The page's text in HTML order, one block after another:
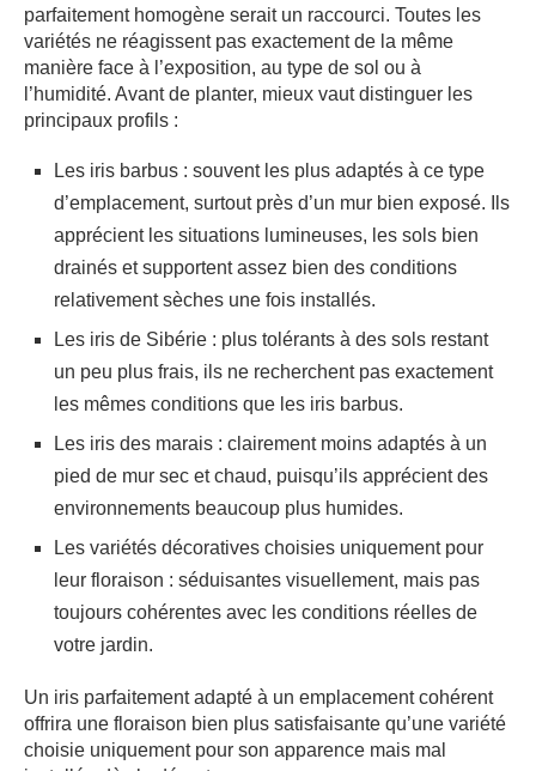
parfaitement homogène serait un raccourci. Toutes les
variétés ne réagissent pas exactement de la même
manière face à l’exposition, au type de sol ou à
l’humidité. Avant de planter, mieux vaut distinguer les
principaux profils :
Les iris barbus : souvent les plus adaptés à ce type
d’emplacement, surtout près d’un mur bien exposé. Ils
apprécient les situations lumineuses, les sols bien
drainés et supportent assez bien des conditions
relativement sèches une fois installés.
Les iris de Sibérie : plus tolérants à des sols restant
un peu plus frais, ils ne recherchent pas exactement
les mêmes conditions que les iris barbus.
Les iris des marais : clairement moins adaptés à un
pied de mur sec et chaud, puisqu’ils apprécient des
environnements beaucoup plus humides.
Les variétés décoratives choisies uniquement pour
leur floraison : séduisantes visuellement, mais pas
toujours cohérentes avec les conditions réelles de
votre jardin.
Un iris parfaitement adapté à un emplacement cohérent
offrira une floraison bien plus satisfaisante qu’une variété
choisie uniquement pour son apparence mais mal